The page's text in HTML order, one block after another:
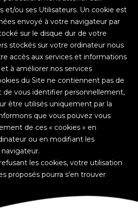
et/ou ses Utilisateurs. Un cookie est
envoyé à votre navigateur par
sur le disque dur de votre
stockés sur votre ordinateur nous
accès aux services et informations
à améliorer nos services
du Site ne contiennent pas de
vous identifier personnellement,
être utilisés uniquement par la
que vous pouvez vous
de ces « cookies » en
ou en modifiant les
les cookies, votre utilisation
proposés pourra s'en trouver